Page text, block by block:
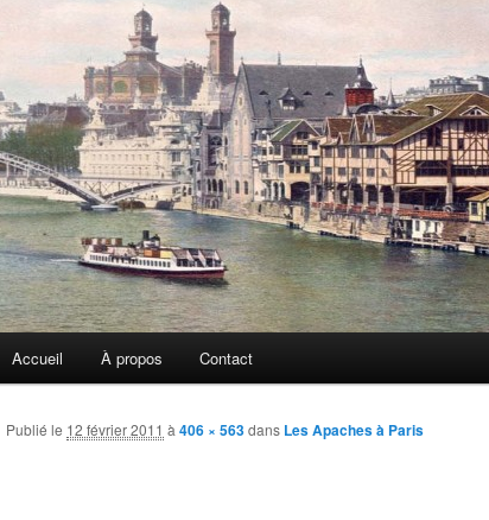
Accueil À propos Contact
Publié le 12 février 2011 à406 × 563dans Les Apaches à Paris